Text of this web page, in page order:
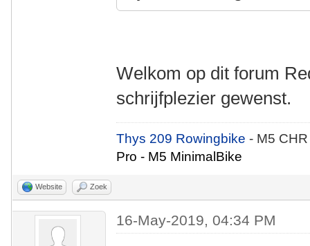
Welkom op dit forum
schrijfplezier gewenst.
Thys 209 Rowingbike- M5
Pro - M5 MinimalBike
Website Zoek
16-May-2019, 04:34 PM